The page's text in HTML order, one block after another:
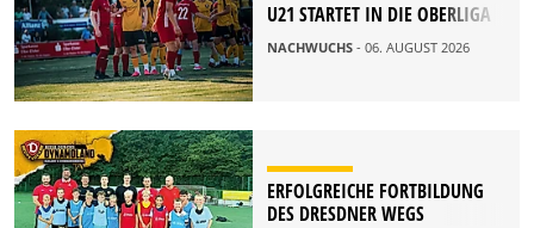
U21 STARTET IN DIE OBERLIGA
NACHWUCHS - 06. AUGUST 2026
ERFOLGREICHE FORTBILDUNG
DES DRESDNER WEGS